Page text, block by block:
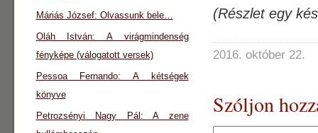
(Részlet egy
2016. október 22.
Szóljon
Máriás József: Olvassunk bele…
Oláh István: A virágmindenség
fényképe (válogatott versek)
Pessoa Fernando: A kétségek
könyve
Petrozsényi Nagy Pál: A zene